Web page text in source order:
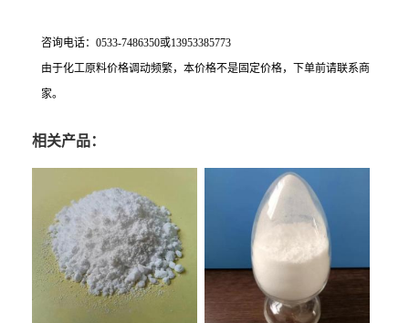
咨询电话：0533-7486350或13953385773
由于化工原料价格调动频繁，本价格不是固定价格，下单前请联系商
家。
相关产品：